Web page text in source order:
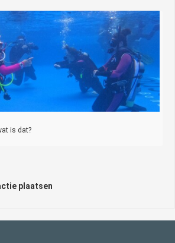
is dat?
plaatsen